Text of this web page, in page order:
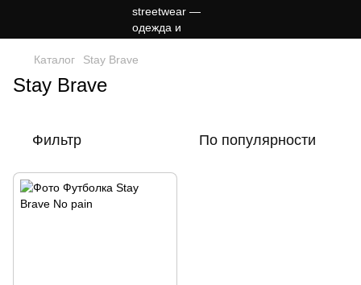
Каталог Stay Brave
Stay Brave
Фильтр По популярности